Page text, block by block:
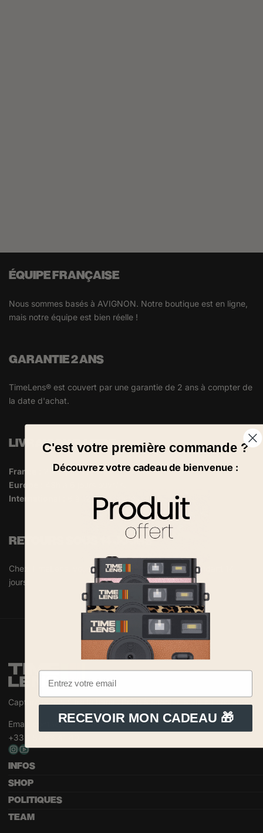
ÉQUIPE FRANÇAISE
Nous sommes basés à AVIGNON. Notre boutique est en ligne,
mais notre équipe est bien réelle !
GARANTIE 2 ANS
TimeLens® est couvert par une garantie de 2 ans à compter de
la date d'achat.
LIVRAISON RAPIDE
France
: 2 à 6 jours ouvrés
Europe
International
: 6 à 12 jours ouvrés.
RETOURS SOUS 14 JOURS
Chez TimeLens, vous pouvez renvoyer l'article pendant 14
jours!
Capture le fun, filtre le banal. Prêts à shooter la vie en couleurs ?
Email:
contact@timelens.fr
+33 1 87 66 41 40
INFOS
SHOP
POLITIQUES
TEAM
C'est votre première commande ?
Découvrez votre cadeau de bienvenue :
RECEVOIR MON CADEAU 🎁